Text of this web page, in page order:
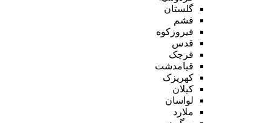
گلستان
فشم
فیروزکوه
قدس
قرچک
قیامدشت
کهریزک
کیلان
لواسان
ملارد